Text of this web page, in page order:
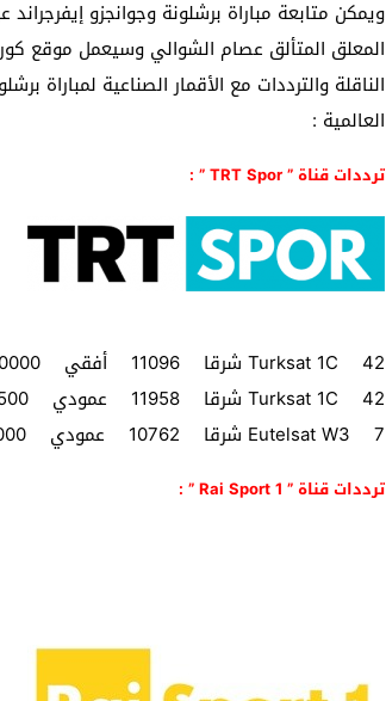
المعلق المتألق عصام الشوالي وسيعمل موقع
الناقلة والترددات مع الأقمار الصناعية لمباراة
العالمية :
ترددات قناة ” TRT Spor ” :
Turksat 1C 42 شرقا 11096 أفقي 30000 3/4 مفتوح
Turksat 1C 42 شرقا 11958 عمودي 27500 3/4 مفتوح
Eutelsat W3 7 شرقا 10762 عمودي 30000 3/4 مفتوح
ترددات قناة ” Rai Sport 1 ” :